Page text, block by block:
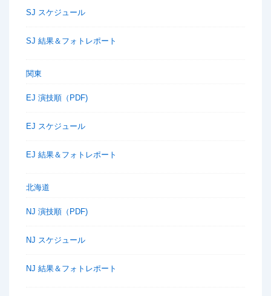
SJ スケジュール
SJ 結果＆フォトレポート
関東
EJ 演技順（PDF)
EJ スケジュール
EJ 結果＆フォトレポート
北海道
NJ 演技順（PDF)
NJ スケジュール
NJ 結果＆フォトレポート